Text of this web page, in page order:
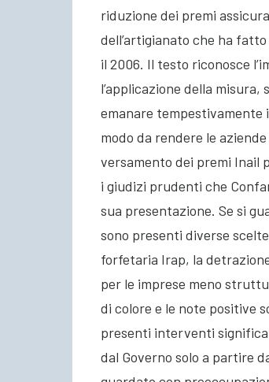
riduzione dei premi
dell’artigianato che ha
il 2006. Il testo riconosce
l’applicazione della misura,
emanare
modo da rendere le
versamento dei premi Inail
i giudizi prudenti che
sua presentazione. Se si
sono presenti diverse
forfetaria Irap, la
per le imprese meno
di colore e le note positive
presenti interventi
dal Governo solo a partire